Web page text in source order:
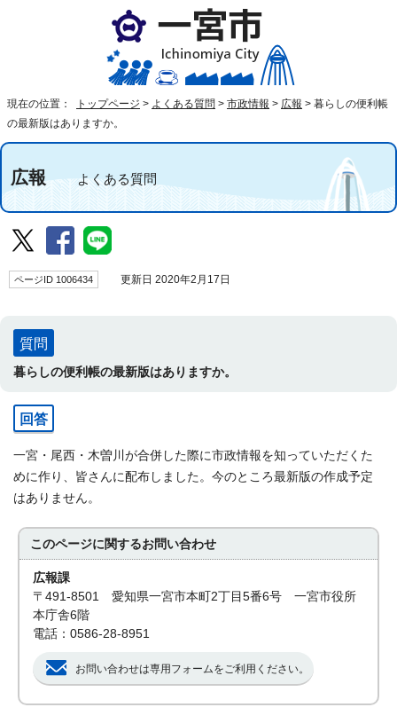
現在の位置： トップページ > よくある質問 > 市政情報 > 広報 > 暮らしの便利帳
の最新版はありますか。
広報よくある質問
ページID 1006434 更新日 2020年2月17日
質問
暮らしの便利帳の最新版はありますか。
回答
一宮・尾西・木曽川が合併した際に市政情報を知っていただくた
めに作り、皆さんに配布しました。今のところ最新版の作成予定
はありません。
このページに関するお問い合わせ
広報課
〒491-8501 愛知県一宮市本町2丁目5番6号 一宮市役所
本庁舎6階
電話：0586-28-8951
お問い合わせは専用フォームをご利用ください。